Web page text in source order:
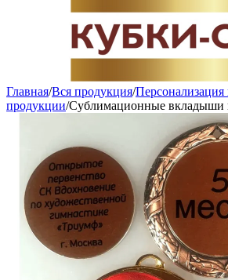
Главная/Вся продукция/Персонализация
продукции/Сублимационные вкладыши